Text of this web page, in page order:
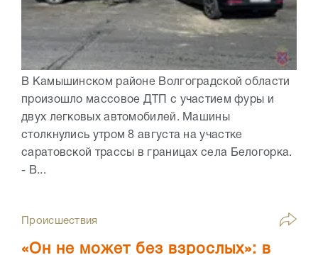
В Камышинском районе Волгоградской области
произошло массовое ДТП с участием фуры и
двух легковых автомобилей. Машины
столкнулись утром 8 августа на участке
саратовской трассы в границах села Белогорка.
- В...
Происшествия
«Он не может без взрослых»: в